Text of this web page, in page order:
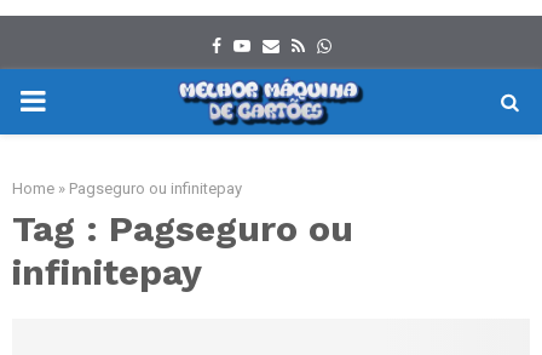
Facebook
Youtube
Email
RssWhatsapp
PRIMARY
Home » Pagseguro ou infinitepay
Tag : Pagseguro ou
infinitepay